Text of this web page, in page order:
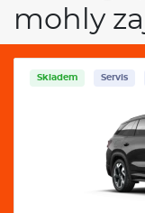
mohly